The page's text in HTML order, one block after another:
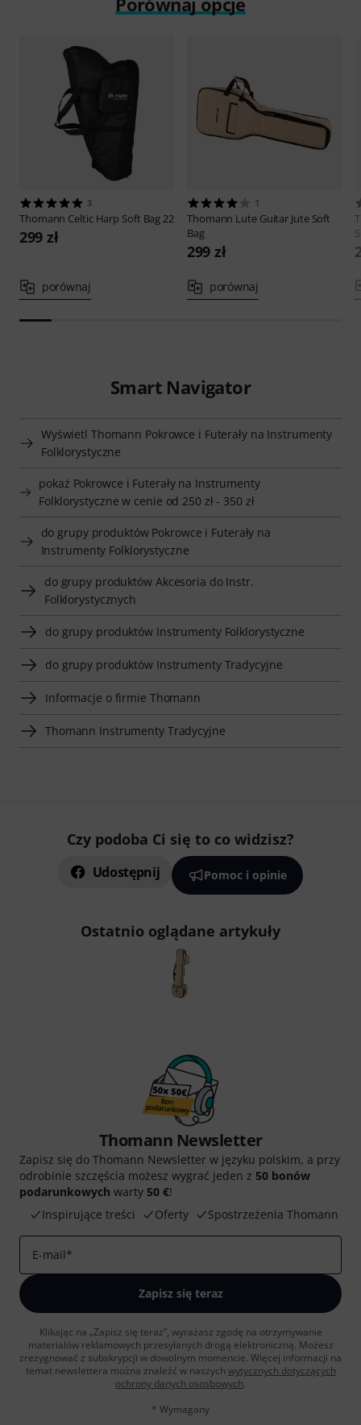
3
Thomann Celtic Harp Soft Bag 22
299 zł
porównaj
1
Thomann Lute Guitar Jute Soft
Bag
299 zł
porównaj
Smart Navigator
Wyświetl Thomann Pokrowce i Futerały na Instrumenty
Folklorystyczne
pokaż Pokrowce i Futerały na Instrumenty
Folklorystyczne w cenie od 250 zł - 350 zł
do grupy produktów Pokrowce i Futerały na
Instrumenty Folklorystyczne
do grupy produktów Akcesoria do Instr.
Folklorystycznych
do grupy produktów Instrumenty Folklorystyczne
do grupy produktów Instrumenty Tradycyjne
Informacje o firmie Thomann
Thomann Instrumenty Tradycyjne
Czy podoba Ci się to co widzisz?
Udostępnij Pomoc i opinie
Ostatnio oglądane artykuły
Thomann Newsletter
Zapisz się do Thomann Newsletter w języku polskim, a przy
odrobinie szczęścia możesz wygrać jeden z 50 bonów
podarunkowych warty 50 €!
Inspirujące treści
Oferty Spostrzeżenia Thomann
E-mail*
Zapisz się teraz
Klikając na „Zapisz się teraz”, wyrażasz zgodę na otrzymywanie
materialów reklamowych przesyłanych drogą elektroniczną. Możesz
zrezygnować z subskrypcji w dowolnym momencie. Więcej informacji na
temat newslettera można znaleźć w naszych wytycznych dotyczących
ochrony danych ososbowych.
* Wymagany